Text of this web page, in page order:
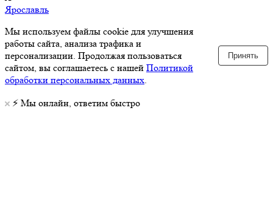
Ярославль
Мы используем файлы cookie для улучшения
работы сайта, анализа трафика и
персонализации. Продолжая пользоваться
сайтом, вы соглашаетесь с нашей Политикой
обработки персональных данных.
Принять
⚡️ Мы онлайн, ответим быстро